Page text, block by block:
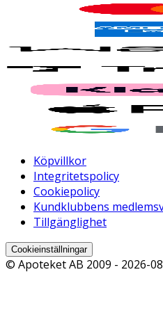
Köpvillkor
Integritetspolicy
Cookiepolicy
Kundklubbens
Tillgänglighet
Cookieinställningar
© Apoteket AB 2009 - 2026-